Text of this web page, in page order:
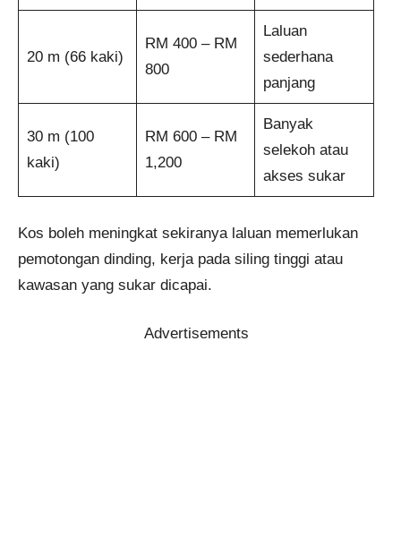
20 m (66 kaki)
RM 400 – RM
800
Laluan
sederhana
panjang
30 m (100
kaki)
RM 600 – RM
1,200
Banyak
selekoh atau
akses sukar
Kos boleh meningkat sekiranya laluan memerlukan
pemotongan dinding, kerja pada siling tinggi atau
kawasan yang sukar dicapai.
Advertisements